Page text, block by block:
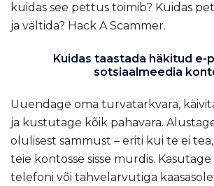
kuidas see pettus toimib? Kuidas
ja vältida? Hack A Scammer.
Kuidas taastada häkitud e-
sotsiaalmeedia
Uuendage oma turvatarkvara,
ja kustutage kõik pahavara.
olulisest sammust – eriti kui te ei
teie kontosse sisse murdis.
telefoni või tahvelarvutiga